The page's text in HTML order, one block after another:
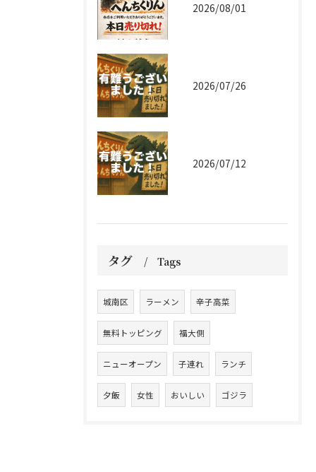
2026/08/01
2026/07/26
2026/07/12
タグ Tags
城南区 ラーメン 辛子高菜
無料トッピング 福大側
ニューオープン 子連れ ランチ
夕飯 女性 おいしい ゴジラ